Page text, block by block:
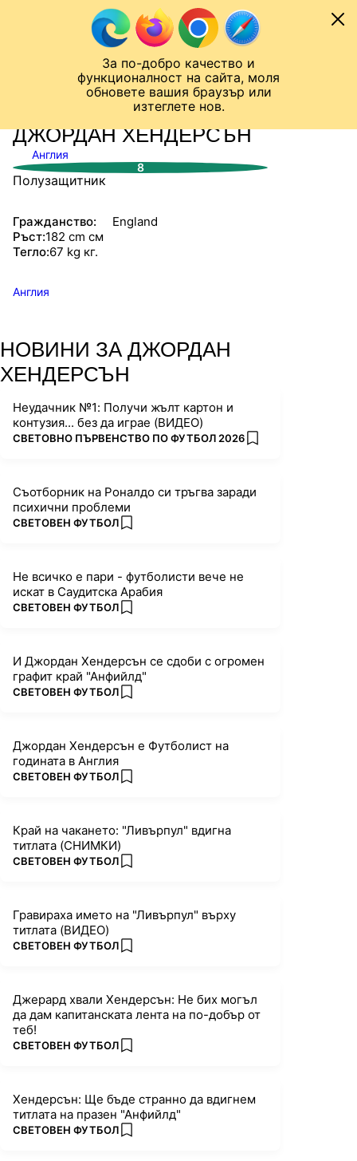
За по-добро качество и
функционалност на сайта, моля
обновете вашия браузър или
изтеглете нов.
Към съдържанието
Лига на Конференциите
СТАТИСТИКИ
ДЖОРДАН ХЕНДЕРСЪН
Англия
8
Полузащитник
Гражданство:
England
Ръст:182 cm см
Тегло:67 kg кг.
Англия
НОВИНИ ЗА ДЖОРДАН
ХЕНДЕРСЪН
Неудачник №1: Получи жълт картон и
контузия... без да играе (ВИДЕО)
ПОВЕЧЕ ОТ
СВЕТОВНО ПЪРВЕНСТВО ПО ФУТБОЛ 2026 add favorites
Съотборник на Роналдо си тръгва заради
психични проблеми
ПОВЕЧЕ ОТ
СВЕТОВЕН ФУТБОЛ add favorites
Не всичко е пари - футболисти вече не
искат в Саудитска Арабия
ПОВЕЧЕ ОТ
СВЕТОВЕН ФУТБОЛ add favorites
И Джордан Хендерсън се сдоби с огромен
графит край "Анфийлд"
ПОВЕЧЕ ОТ
СВЕТОВЕН ФУТБОЛ add favorites
Джордан Хендерсън е Футболист на
годината в Англия
ПОВЕЧЕ ОТ
СВЕТОВЕН ФУТБОЛ add favorites
Край на чакането: "Ливърпул" вдигна
титлата (СНИМКИ)
ПОВЕЧЕ ОТ
СВЕТОВЕН ФУТБОЛ add favorites
Гравираха името на "Ливърпул" върху
титлата (ВИДЕО)
ПОВЕЧЕ ОТ
СВЕТОВЕН ФУТБОЛ add favorites
Джерард хвали Хендерсън: Не бих могъл
да дам капитанската лента на по-добър от
теб!
ПОВЕЧЕ ОТ
СВЕТОВЕН ФУТБОЛ add favorites
Хендерсън: Ще бъде странно да вдигнем
титлата на празен "Анфийлд"
ПОВЕЧЕ ОТ
СВЕТОВЕН ФУТБОЛ add favorites